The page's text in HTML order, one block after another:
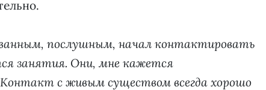
послушным, начал контактировать
занятия. Они, мне кажется
с живым существом всегда хорошо